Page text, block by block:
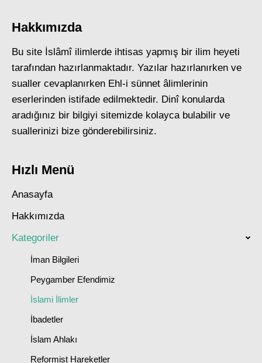
Hakkımızda
Bu site İslâmî ilimlerde ihtisas yapmış bir ilim heyeti
tarafından hazırlanmaktadır. Yazılar hazırlanırken ve
sualler cevaplanırken Ehl-i sünnet âlimlerinin
eserlerinden istifade edilmektedir. Dinî konularda
aradığınız bir bilgiyi sitemizde kolayca bulabilir ve
suallerinizi bize gönderebilirsiniz.
Hızlı Menü
Anasayfa
Hakkımızda
Kategoriler
İman Bilgileri
Peygamber Efendimiz
İslami İlimler
İbadetler
İslam Ahlakı
Reformist Hareketler